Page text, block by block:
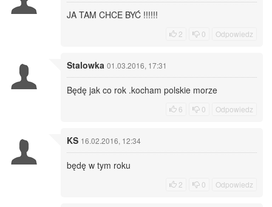
JA TAM CHCE BYĆ !!!!!!
2 0 Odpowiedz
Stalowka 01.03.2016, 17:31
Będę jak co rok .kocham polskie morze
6 0 Odpowiedz
KS 16.02.2016, 12:34
będę w tym roku
2 0 Odpowiedz